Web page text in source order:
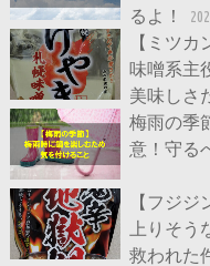
るよ！
【ミツ
味噌系主
美味しさ
梅雨の季
意！守る
【フジ
上りそ
救われた